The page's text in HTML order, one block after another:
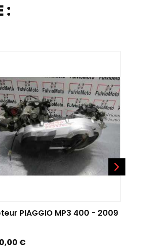
:
PIAGGIO MP3 400 - 2009
€